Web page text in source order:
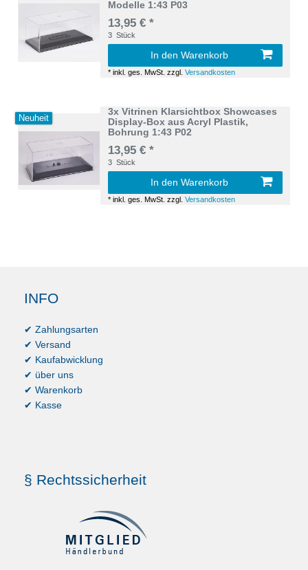
Modelle 1:43 P03
13,95 € *
3 Stück
In den Warenkorb
*inkl. ges. MwSt. zzgl.Versandkosten
Neuheit
3x Vitrinen Klarsichtbox Showcases
Display-Box aus Acryl Plastik,
Bohrung 1:43 P02
13,95 € *
3 Stück
In den Warenkorb
*inkl. ges. MwSt. zzgl.Versandkosten
INFO
✔ Zahlungsarten
✔ Versand
✔ Kaufabwicklung
✔ über uns
✔ Warenkorb
✔ Kasse
§ Rechtssicherheit